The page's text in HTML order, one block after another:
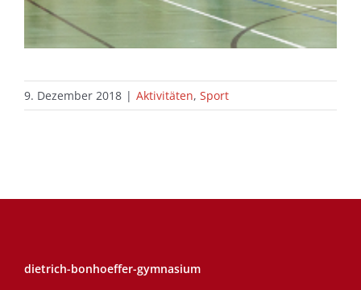
9. Dezember 2018 | Aktivitäten, Sport
dietrich-bonhoeffer-gymnasium